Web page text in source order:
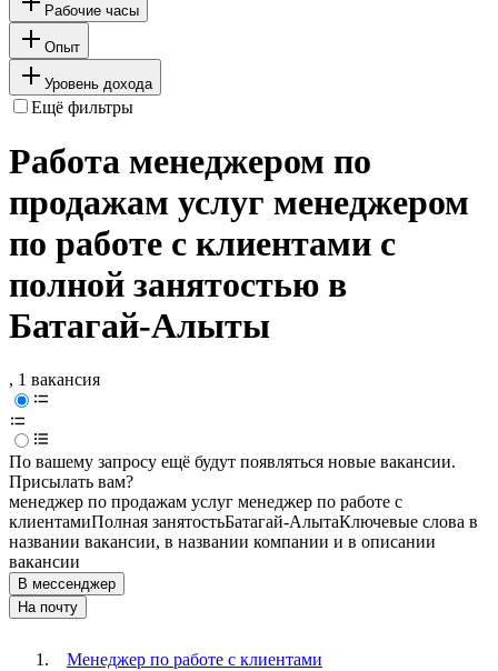
Рабочие часы
Опыт
Уровень дохода
Ещё фильтры
Работа менеджером по
продажам услуг менеджером
по работе с клиентами с
полной занятостью в
Батагай-Алыты
, 1 вакансия
По вашему запросу ещё будут появляться новые вакансии.
Присылать вам?
менеджер по продажам услуг менеджер по работе с
клиентамиПолная занятостьБатагай-АлытаКлючевые слова в
названии вакансии, в названии компании и в описании
вакансии
В мессенджер
На почту
Менеджер по работе с клиентами